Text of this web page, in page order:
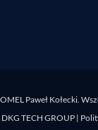
Paweł Kołecki.
DKG TECH GROUP |